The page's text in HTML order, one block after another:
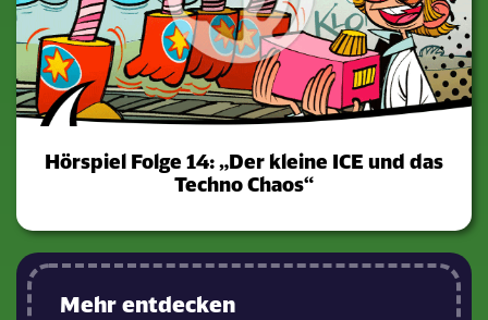
Hörspiel Folge 14: „Der kleine ICE und das
Techno Chaos“
Mehr entdecken